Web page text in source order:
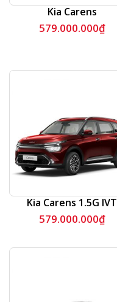
Kia Carens
579.000.000₫
Kia Carens 1.5G IVT
579.000.000₫